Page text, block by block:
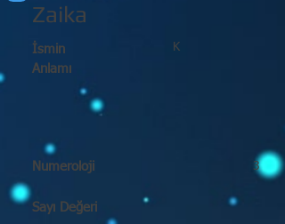
Zaika
K
İsmin
Anlamı
Numeroloji
Sayı Değeri
3